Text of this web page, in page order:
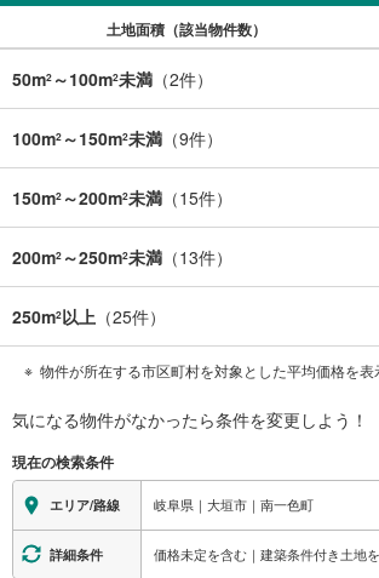
土地面積（該当物件数）
50m2 ～100m2未満 （2件）
100m2 ～150m2未満 （9件）
150m2 ～200m2未満 （15件）
200m2 ～250m2未満 （13件）
250m2以上 （25件）
物件が所在する市区町村を対象とした平均価格を表
気になる物件がなかったら条件を変更しよう！
現在の検索条件
エリア/路線 岐阜県｜大垣市｜南一色町
詳細条件 価格未定を含む｜建築条件付き土地